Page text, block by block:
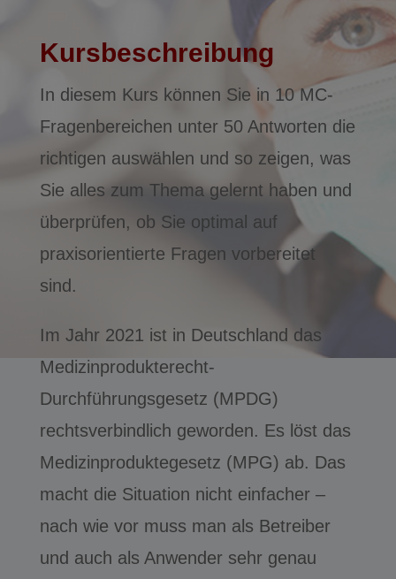
Kursbeschreibung
In diesem Kurs können Sie in 10 MC-
Fragenbereichen unter 50 Antworten die
richtigen auswählen und so zeigen, was
Sie alles zum Thema gelernt haben und
überprüfen, ob Sie optimal auf
praxisorientierte Fragen vorbereitet
sind.
Im Jahr 2021 ist in Deutschland das
Medizinprodukterecht-
Durchführungsgesetz (MPDG)
rechtsverbindlich geworden. Es löst das
Medizinproduktegesetz (MPG) ab. Das
macht die Situation nicht einfacher –
nach wie vor muss man als Betreiber
und auch als Anwender sehr genau